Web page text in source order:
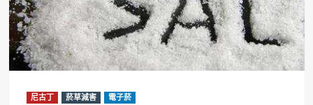
尼古丁 菸草減害 電子菸